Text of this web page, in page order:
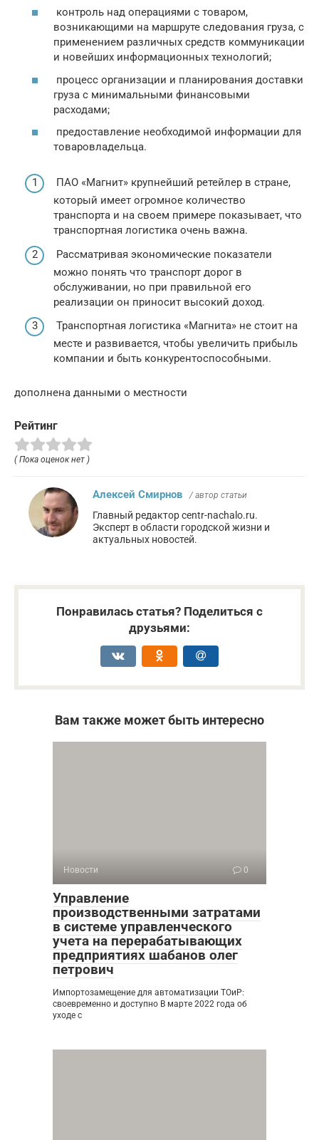
контроль над операциями с товаром,
возникающими на маршруте следования груза, с
применением различных средств коммуникации
и новейших информационных технологий;
процесс организации и планирования доставки
груза с минимальными финансовыми
расходами;
предоставление необходимой информации для
товаровладельца.
ПАО «Магнит» крупнейший ретейлер в стране,
который имеет огромное количество
транспорта и на своем примере показывает, что
транспортная логистика очень важна.
Рассматривая экономические показатели
можно понять что транспорт дорог в
обслуживании, но при правильной его
реализации он приносит высокий доход.
Транспортная логистика «Магнита» не стоит на
месте и развивается, чтобы увеличить прибыль
компании и быть конкурентоспособными.
дополнена данными о местности
Рейтинг
( Пока оценок нет )
Алексей Смирнов / автор статьи
Главный редактор centr-nachalo.ru.
Эксперт в области городской жизни и
актуальных новостей.
Понравилась статья? Поделиться с
друзьями:
Вам также может быть интересно
Новости 0
Управление
производственными затратами
в системе управленческого
учета на перерабатывающих
предприятиях шабанов олег
петрович
Импортозамещение для автоматизации ТОиР:
своевременно и доступно В марте 2022 года об
уходе с